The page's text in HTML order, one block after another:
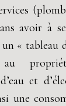
avoir à
« tableau
et
une